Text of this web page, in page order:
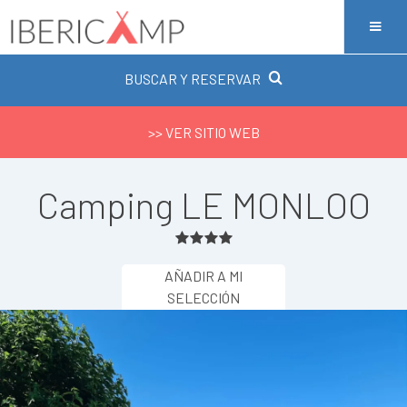
BUSCAR Y RESERVAR
>> VER SITIO WEB
Camping LE MONLOO
AÑADIR A MI
SELECCIÓN